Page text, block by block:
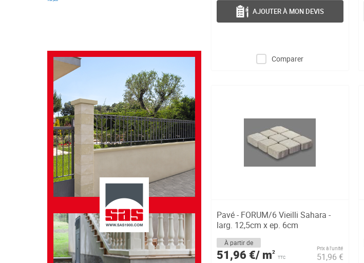
Comparer
AJOUTER À MON DEVIS
Pavé - FORUM/6 Vieilli Sahara -
larg. 12,5cm x ep. 6cm
À partir de
51,96 €/ m2
TTC
Prix à l’unité
51,96 €